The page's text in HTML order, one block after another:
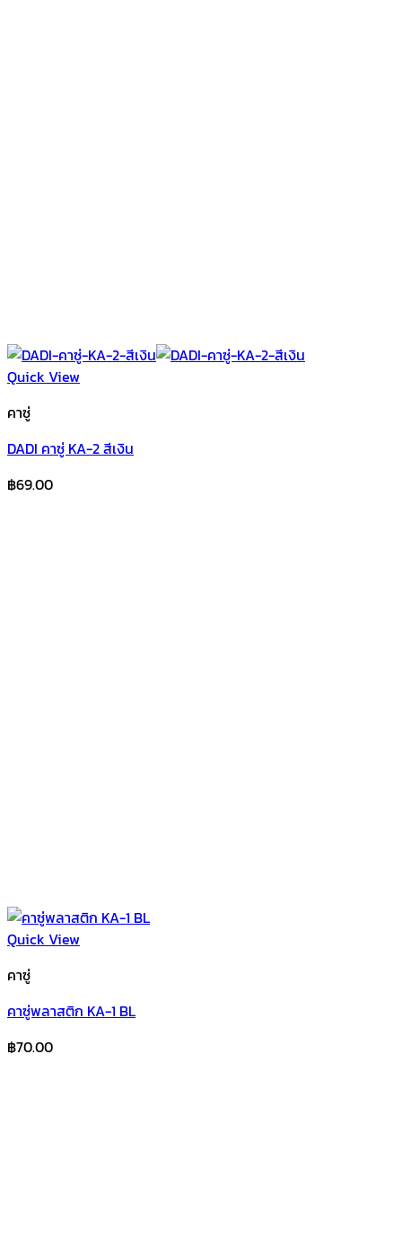
Quick View
คาซู่
DADI คาซู่ KA-2 สีเงิน
฿69.00
Quick View
คาซู่
คาซู่พลาสติก KA-1 BL
฿70.00